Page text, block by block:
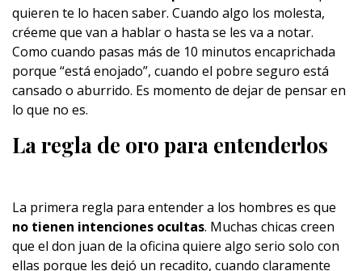
quieren te lo hacen saber. Cuando algo los molesta,
créeme que van a hablar o hasta se les va a notar.
Como cuando pasas más de 10 minutos encaprichada
porque “está enojado”, cuando el pobre seguro está
cansado o aburrido. Es momento de dejar de pensar en
lo que no es.
La regla de oro para entenderlos
La primera regla para entender a los hombres es que
no tienen intenciones ocultas. Muchas chicas creen
que el don juan de la oficina quiere algo serio solo con
ellas porque les dejó un recadito, cuando claramente